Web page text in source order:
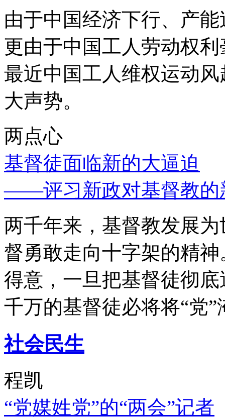
由于中国经济下行、产
更由于中国工人劳动权
最近中国工人维权运动
大声势。
两点心
基督徒面临新的大逼迫
——评习新政对基督教的
两千年来，基督教发展
督勇敢走向十字架的精
得意，一旦把基督徒彻
千万的基督徒必将将“党”
社会民生
程凯
“党媒姓党”的“两会”记者